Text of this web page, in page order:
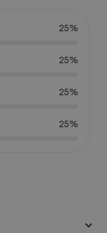
25%
25%
25%
25%